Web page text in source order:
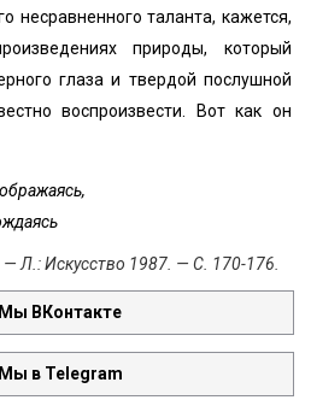
несравненного таланта, кажется,
природы, который
глаза и твердой послушной
воспроизвести. Вот как он
Л.: Искусство 1987. — С. 170-176.
Мы ВКонтакте
Мы в Telegram